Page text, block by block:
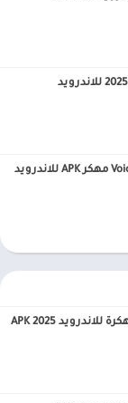
تنزيل برنامج Voices AI – Change Your Voice مهكر APK للاندرويد